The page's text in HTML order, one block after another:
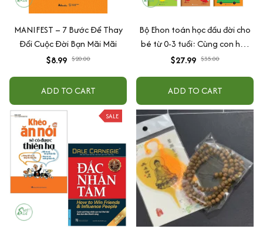
MANIFEST – 7 Bước Để Thay
Đổi Cuộc Đời Bạn Mãi Mãi
$8.99 $20.00
ADD TO CART
Bộ Ehon toán học đầu đời cho
bé từ 0-3 tuổi: Cùng con học
toán (song ngữ Việt Anh)
$27.99 $35.00
ADD TO CART
SALE